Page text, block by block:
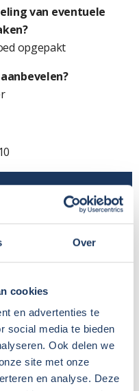
Over
cookies
en advertenties te
social media te bieden
Ook delen we
site met onze
en analyse. Deze
van eventuele
opgepakt